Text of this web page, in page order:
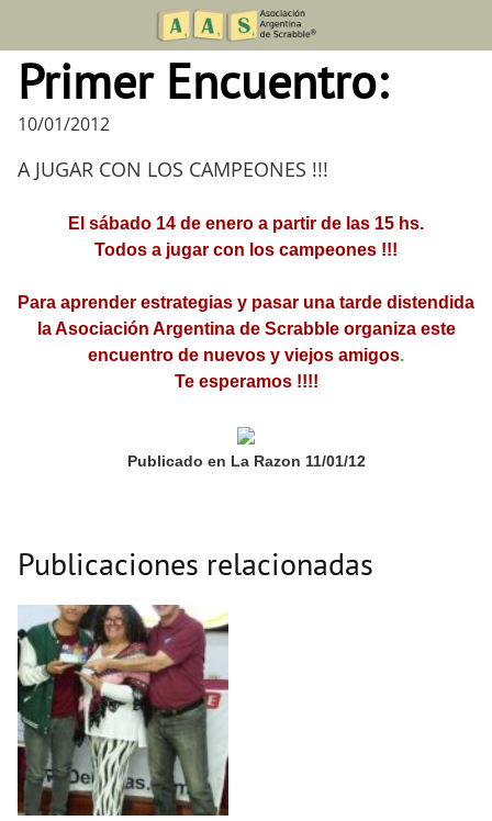
content
Primer Encuentro:
10/01/2012
A JUGAR CON LOS CAMPEONES !!!
El sábado 14 de enero a partir de las 15 hs.
Todos a jugar con los campeones !!!
Para aprender estrategias y pasar una tarde distendida
la Asociación Argentina de Scrabble organiza este
encuentro de nuevos y viejos amigos.
Te esperamos !!!!
Publicado en La Razon 11/01/12
Publicaciones relacionadas